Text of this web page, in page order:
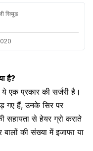
रिव्यूड
है?
ये एक प्रकार की सर्जरी है।
गए हैं, उनके सिर पर
सहायता से हेयर ग्रो कराते
बालों की संख्या में इजाफा या